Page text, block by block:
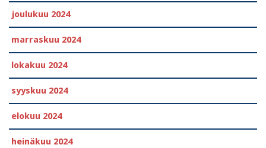
joulukuu 2024
marraskuu 2024
lokakuu 2024
syyskuu 2024
elokuu 2024
heinäkuu 2024